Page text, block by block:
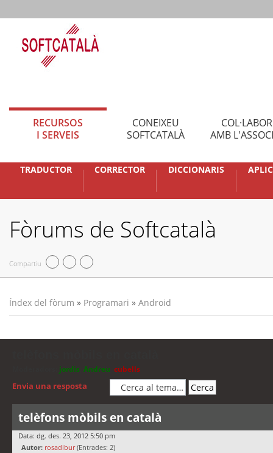
RECURSOS
I SERVEIS
CONEIXEU
SOFTCATALÀ
AMB
TRADUCTOR CORRECTOR DICCIONARIS
Fòrums de Softcatalà
Compartiu
Índex del fòrum » Programari » Android
jordis Andreu cubells
Envia una resposta
telèfons mòbils en català
Data: dg. des. 23, 2012 5:50 pm
Autor: rosadibur(Entrades: 2)